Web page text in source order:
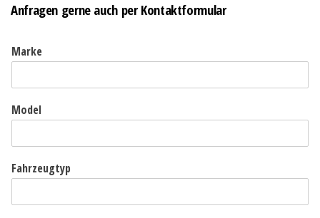
Anfragen gerne auch per Kontaktformular
Marke
Model
Fahrzeugtyp